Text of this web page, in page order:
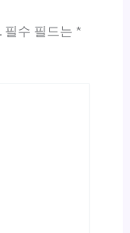
필수 필드는 *